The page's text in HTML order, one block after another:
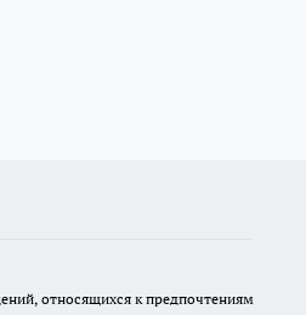
относящихся к предпочтениям